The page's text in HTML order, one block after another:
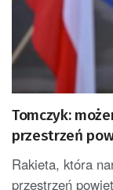
Tomczyk:
przestrzeń
Ch-101
Rakieta, która
przestrzeń